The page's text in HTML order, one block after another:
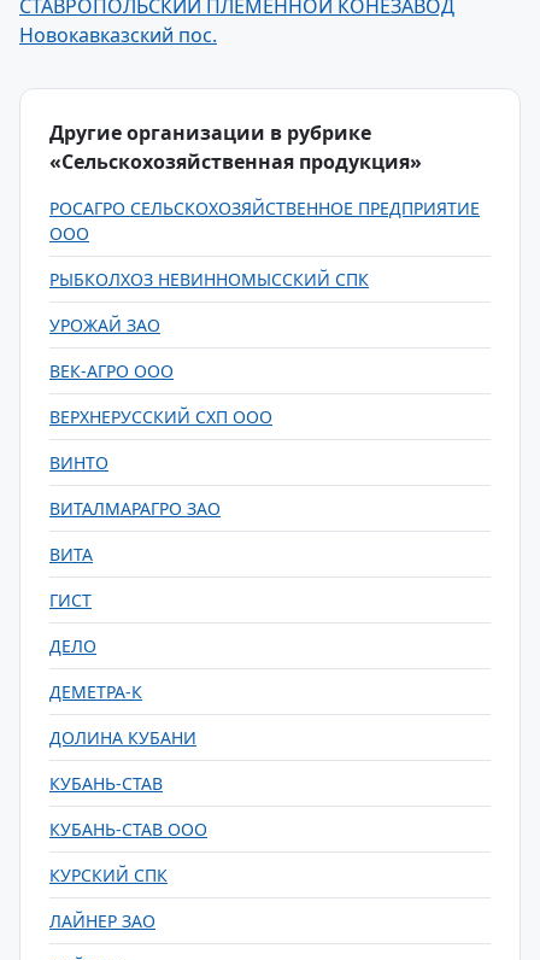
СТАВРОПОЛЬСКИЙ ПЛЕМЕННОЙ КОНЕЗАВОД
Новокавказский пос.
Другие организации в рубрике
«Сельскохозяйственная продукция»
РОСАГРО СЕЛЬСКОХОЗЯЙСТВЕННОЕ ПРЕДПРИЯТИЕ
ООО
РЫБКОЛХОЗ НЕВИННОМЫССКИЙ СПК
УРОЖАЙ ЗАО
ВЕК-АГРО ООО
ВЕРХНЕРУССКИЙ СХП ООО
ВИНТО
ВИТАЛМАРАГРО ЗАО
ВИТА
ГИСТ
ДЕЛО
ДЕМЕТРА-К
ДОЛИНА КУБАНИ
КУБАНЬ-СТАВ
КУБАНЬ-СТАВ ООО
КУРСКИЙ СПК
ЛАЙНЕР ЗАО